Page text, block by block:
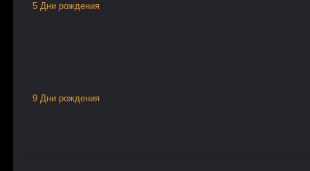
5 Дни рождения
9 Дни рождения